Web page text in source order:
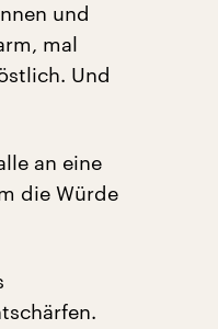
und
mal
Und
an eine
die Würde